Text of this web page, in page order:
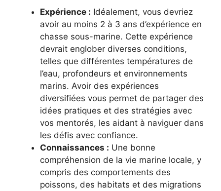
Expérience : Idéalement, vous devriez
avoir au moins 2 à 3 ans d’expérience en
chasse sous-marine. Cette expérience
devrait englober diverses conditions,
telles que différentes températures de
l’eau, profondeurs et environnements
marins. Avoir des expériences
diversifiées vous permet de partager des
idées pratiques et des stratégies avec
vos mentorés, les aidant à naviguer dans
les défis avec confiance.
Connaissances : Une bonne
compréhension de la vie marine locale, y
compris des comportements des
poissons, des habitats et des migrations